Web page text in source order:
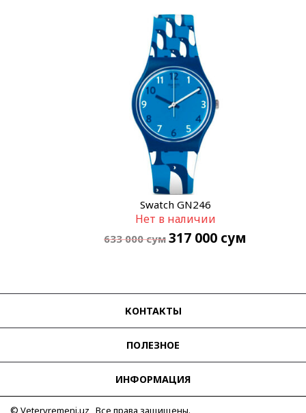
Swatch GN246
Нет в наличии
633 000сум 317 000 сум
КОНТАКТЫ
ПОЛЕЗНОЕ
ИНФОРМАЦИЯ
© Vetervremeni.uz Все права защищены.